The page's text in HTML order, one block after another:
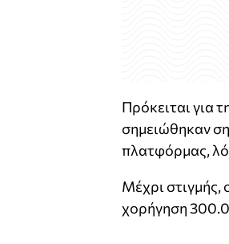
Πρόκειται για
σημειώθηκαν
πλατφόρμας,
Μέχρι στιγμής,
χορήγηση